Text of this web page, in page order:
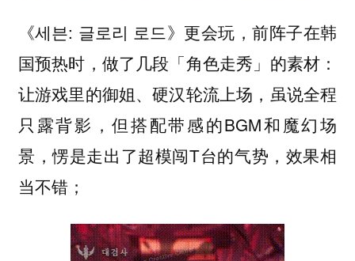
《세븐: 글로리 로드》更会玩，前阵子在韩
国预热时，做了几段「角色走秀」的素材：
让游戏里的御姐、硬汉轮流上场，虽说全程
只露背影，但搭配带感的BGM和魔幻场
景，愣是走出了超模闯T台的气势，效果相
当不错；